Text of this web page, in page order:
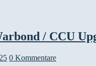
/ CCU
0 Kommentare